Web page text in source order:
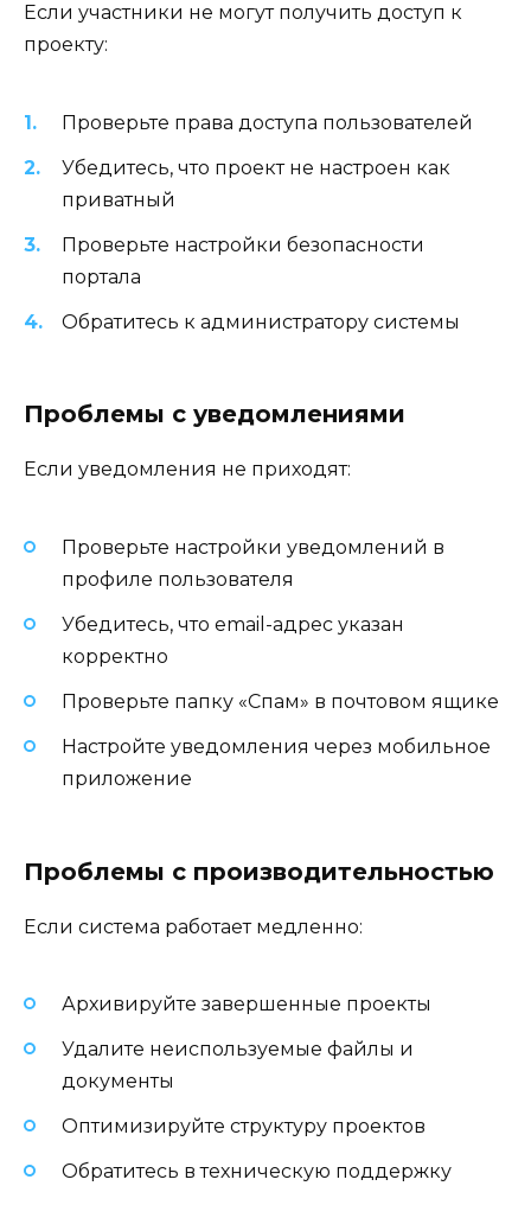
Если участники не могут получить доступ к
проекту:
Проверьте права доступа пользователей
Убедитесь, что проект не настроен как
приватный
Проверьте настройки безопасности
портала
Обратитесь к администратору системы
Проблемы с уведомлениями
Если уведомления не приходят:
Проверьте настройки уведомлений в
профиле пользователя
Убедитесь, что email-адрес указан
корректно
Проверьте папку «Спам» в почтовом ящике
Настройте уведомления через мобильное
приложение
Проблемы с производительностью
Если система работает медленно:
Архивируйте завершенные проекты
Удалите неиспользуемые файлы и
документы
Оптимизируйте структуру проектов
Обратитесь в техническую поддержку